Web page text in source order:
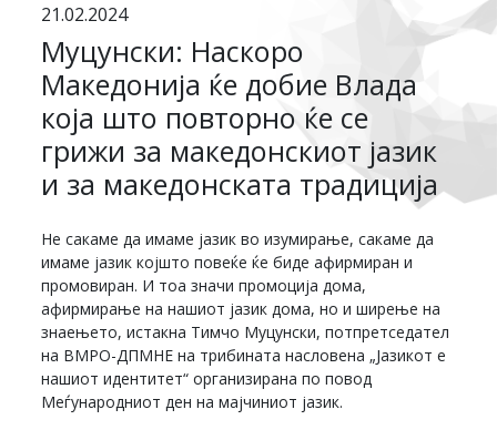
21.02.2024
Муцунски: Наскоро
Македонија ќе добие Влада
која што повторно ќе се
грижи за македонскиот јазик
и за македонската традиција
Не сакаме да имаме јазик во изумирање, сакаме да
имаме јазик којшто повеќе ќе биде афирмиран и
промовиран. И тоа значи промоција дома,
афирмирање на нашиот јазик дома, но и ширење на
знаењето, истакна Тимчо Муцунски, потпретседател
на ВМРО-ДПМНЕ на трибината насловена „Јазикот е
нашиот идентитет“ организирана по повод
Меѓународниот ден на мајчиниот јазик.